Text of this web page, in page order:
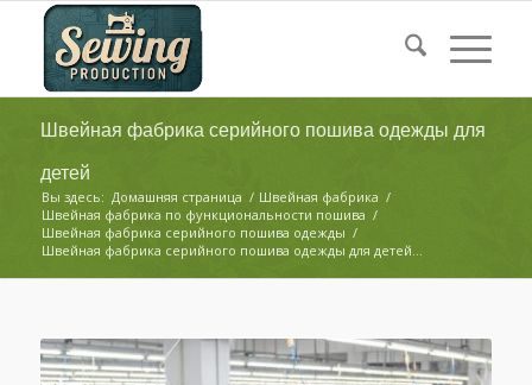
Швейная фабрика серийного пошива одежды для
детей
Вы здесь: Домашняя страница / Швейная фабрика /
Швейная фабрика по функциональности пошива /
Швейная фабрика серийного пошива одежды /
Швейная фабрика серийного пошива одежды для детей...